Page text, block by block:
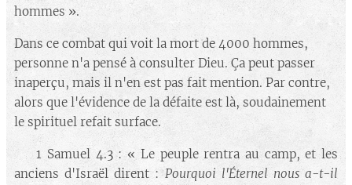
hommes ».
Dans ce combat qui voit la mort de 4000 hommes,
personne n'a pensé à consulter Dieu. Ça peut passer
inaperçu, mais il n'en est pas fait mention. Par contre,
alors que l'évidence de la défaite est là, soudainement
le spirituel refait surface.
🔘 1 Samuel 4.3 : « Le peuple rentra au camp, et les
anciens d'Israël dirent :Pourquoi l'Éternel nous a-t-il